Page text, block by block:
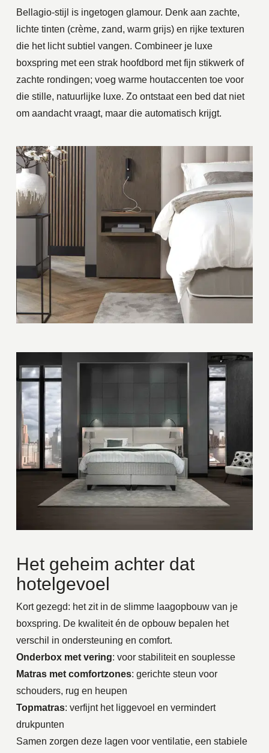
Bellagio-stijl is ingetogen glamour. Denk aan zachte,
lichte tinten (crème, zand, warm grijs) en rijke texturen
die het licht subtiel vangen. Combineer je luxe
boxspring met een strak hoofdbord met fijn stikwerk of
zachte rondingen; voeg warme houtaccenten toe voor
die stille, natuurlijke luxe. Zo ontstaat een bed dat niet
om aandacht vraagt, maar die automatisch krijgt.
Het geheim achter dat
hotelgevoel
Kort gezegd: het zit in de slimme laagopbouw van je
boxspring. De kwaliteit én de opbouw bepalen het
verschil in ondersteuning en comfort.
Onderbox met vering: voor stabiliteit en souplesse
Matras met comfortzones: gerichte steun voor
schouders, rug en heupen
Topmatras: verfijnt het liggevoel en vermindert
drukpunten
Samen zorgen deze lagen voor ventilatie, een stabiele